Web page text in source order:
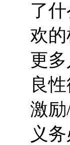
了
欢的
更
良
激
义